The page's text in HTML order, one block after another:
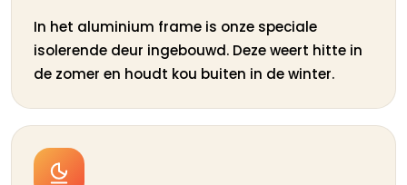
In het aluminium frame is onze speciale
isolerende deur ingebouwd. Deze weert hitte in
de zomer en houdt kou buiten in de winter.